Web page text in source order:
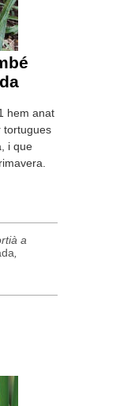
hem anat
tortugues
i que
a